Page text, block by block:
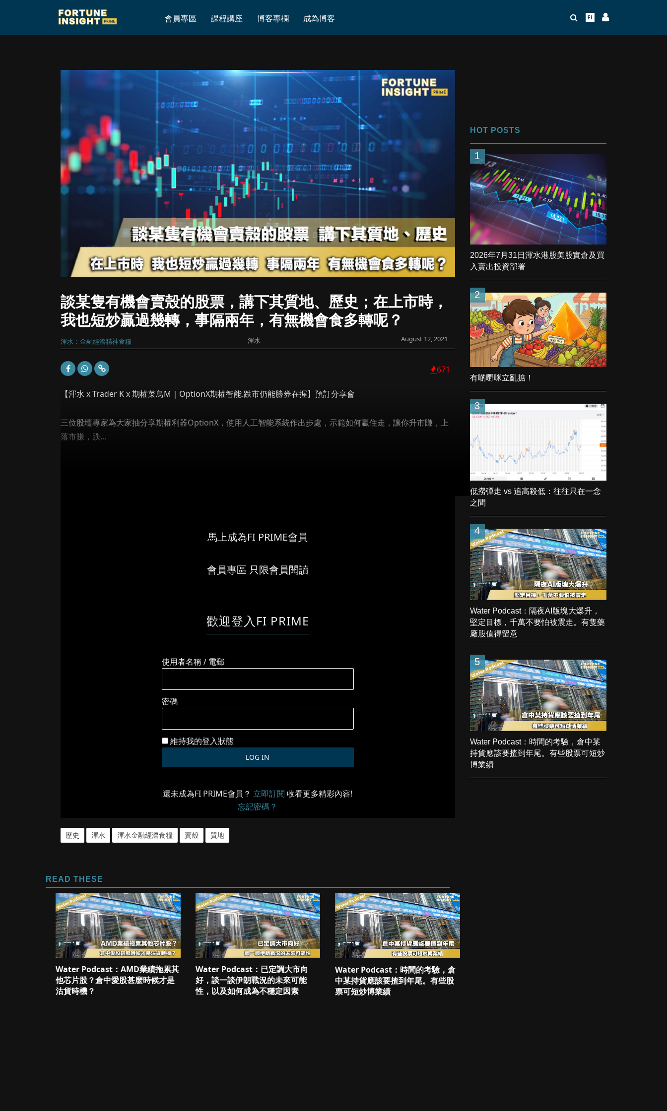
會員專區 課程講座 博客專欄 成為博客
談某隻有機會賣殼的股票，講下其質地、歷史；在上市時，我也短炒贏過幾轉，事隔兩年，有無機會食多轉呢？
談某隻有機會賣殼的股票，講下其質地、歷史；在上市時，
我也短炒贏過幾轉，事隔兩年，有無機會食多轉呢？
渾水：金融經濟精神食糧 渾水 August 12, 2021
671
【渾水 x Trader K x 期權菜鳥M｜OptionX期權智能.跌市仍能勝券在握】預訂分享會
三位股壇專家為大家抽分享期權利器OptionX，使用人工智能系統作出步處，示範如何贏住走，讓你升市賺，上
落市賺，跌...
馬上成為FI PRIME會員
會員專區 只限會員閱讀
歡迎登入FI PRIME
使用者名稱 / 電郵
密碼
維持我的登入狀態
還未成為FI PRIME會員？ 立即訂閱 收看更多精彩內容!
忘記密碼？
歷史 渾水 渾水金融經濟食糧 賣殼 質地
READ THESE
Water Podcast：AMD業績拖累其
他芯片股？倉中愛股甚麼時候才是
沽貨時機？
Water Podcast：已定調大市向
好，談一談伊朗戰況的未來可能
性，以及如何成為不穩定因素
Water Podcast：時間的考驗，倉
中某持貨應該要揸到年尾。有些股
票可短炒博業績
HOT POSTS
1
2026年7月31日渾水港股美股實倉及買
入賣出投資部署
2
有啲嘢咪立亂掂！
3
低撈彈走 vs 追高殺低：往往只在一念
之間
4
Water Podcast：隔夜AI版塊大爆升，
堅定目標，千萬不要怕被震走。有隻藥
廠股值得留意
5
Water Podcast：時間的考驗，倉中某
持貨應該要揸到年尾。有些股票可短炒
博業績